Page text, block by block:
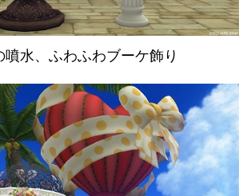
水、ふわふわブーケ飾り